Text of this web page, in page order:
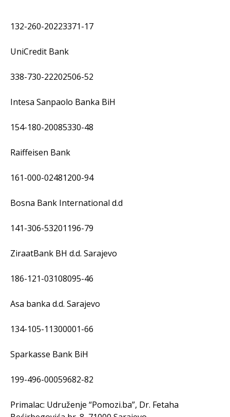
132-260-20223371-17
UniCredit Bank
338-730-22202506-52
Intesa Sanpaolo Banka BiH
154-180-20085330-48
Raiffeisen Bank
161-000-02481200-94
Bosna Bank International d.d
141-306-53201196-79
ZiraatBank BH d.d. Sarajevo
186-121-03108095-46
Asa banka d.d. Sarajevo
134-105-11300001-66
Sparkasse Bank BiH
199-496-00059682-82
Primalac: Udruženje “Pomozi.ba”, Dr. Fetaha